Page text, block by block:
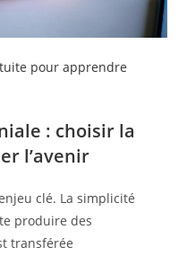
pour apprendre
: choisir la
l’avenir
clé. La simplicité
produire des
transférée